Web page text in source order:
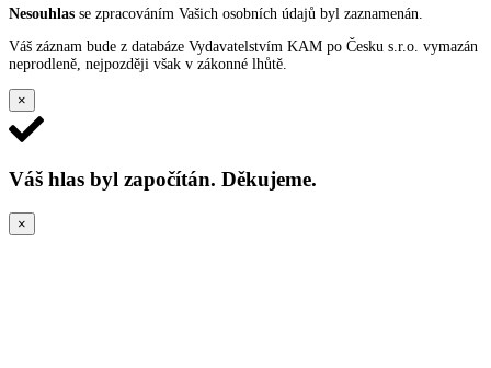
Nesouhlas se zpracováním Vašich osobních údajů byl zaznamenán.
Váš záznam bude z databáze Vydavatelstvím KAM po Česku s.r.o. vymazán
neprodleně, nejpozději však v zákonné lhůtě.
×
Váš hlas byl započítán. Děkujeme.
×